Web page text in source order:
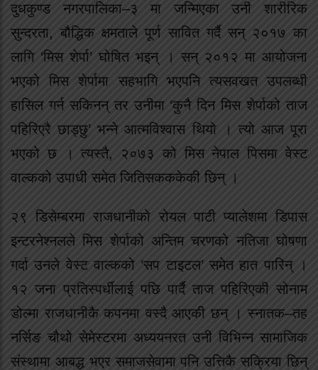
दुधकुण्ड नगरपालिका–३ मा जन्मिएका उनी शारीरिक
सुन्दरता, बौद्धिक क्षमताले पूर्ण सावित गर्दै सन् २०१७ का
लागि ‘मिस शेर्पा’ घोषित भइन् । सन् २०१२ मा आयोजना
भएको मिस शेर्पामा सहभागि भएपनि त्यसवखत उपलब्धी
हासिल गर्न सकिनन् तर उनीमा ‘कुनै दिन मिस शेर्पाको ताज
पहिरिएरै छाड्छु’ भन्ने आत्मविश्वास थियो । त्यो आज पूरा
भएको छ । त्यस्तै, २०७३ को मिस नेपाल पिसमा वेस्ट
वाल्कको उपाधी समेत जितिसकककेकी छिन् ।
२९ डिसेम्बरमा राजधानीको रोयल पाटी प्यालेशमा डिपास
इन्टरनेश्नलले मिस शेर्पाको अन्तिम चरणको नतिजा घोषणा
गर्दा उनले वेस्ट वाल्कको ‘सप टाइटल’ समेत हात पारिन् ।
१२ जना प्रतिस्पर्धीलाई पछि पार्दै ताज पहिरिएकी सोनाम
डोल्मा राजधानीकै कपनमा वस्दै आएकी छन् । स्नातक–तह
नर्सिङ चौथो सेमेस्टरमा अध्ययनरत उनी विभिन्न सामाजिक
संस्थामा आबद्ध भएर समाजसेवामा पनि उत्तिकै सक्रिया छिन्